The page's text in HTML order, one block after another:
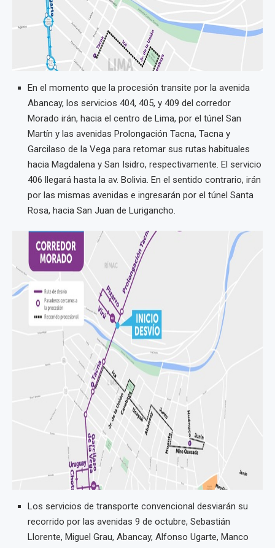
En el momento que la procesión transite por la avenida
Abancay, los servicios 404, 405, y 409 del corredor
Morado irán, hacia el centro de Lima, por el túnel San
Martín y las avenidas Prolongación Tacna, Tacna y
Garcilaso de la Vega para retomar sus rutas habituales
hacia Magdalena y San Isidro, respectivamente. El servicio
406 llegará hasta la av. Bolivia. En el sentido contrario, irán
por las mismas avenidas e ingresarán por el túnel Santa
Rosa, hacia San Juan de Lurigancho.
Los servicios de transporte convencional desviarán su
recorrido por las avenidas 9 de octubre, Sebastián
Llorente, Miguel Grau, Abancay, Alfonso Ugarte, Manco